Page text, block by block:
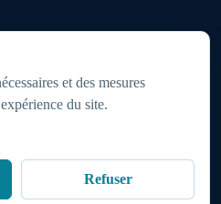
et des mesures
du site.
Refuser
fériés inclus)
7j